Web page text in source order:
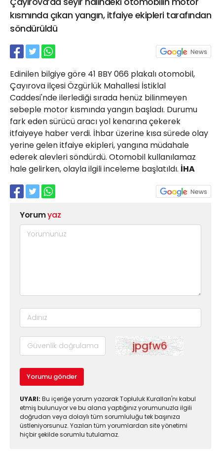
kısmında çıkan yangın, itfaiye ekipleri tarafından
söndürüldü
Edinilen bilgiye göre 41 BBY 066 plakalı otomobil,
Çayırova ilçesi Özgürlük Mahallesi İstiklal
Caddesi'nde ilerlediği sırada henüz bilinmeyen
sebeple motor kısmında yangın başladı. Durumu
fark eden sürücü aracı yol kenarına çekerek
itfaiyeye haber verdi. İhbar üzerine kısa sürede olay
yerine gelen itfaiye ekipleri, yangına müdahale
ederek alevleri söndürdü. Otomobil kullanılamaz
hale gelirken, olayla ilgili inceleme başlatıldı. İHA
Yorumyaz
Yorumu gönder
UYARI: Bu içeriğe yorum yazarak Topluluk Kuralları'nı kabul
etmiş bulunuyor ve bu alana yaptığınız yorumunuzla ilgili
doğrudan veya dolaylı tüm sorumluluğu tek başınıza
üstleniyorsunuz. Yazılan tüm yorumlardan site yönetimi
hiçbir şekilde sorumlu tutulamaz.
21 Gölcük
02624132333